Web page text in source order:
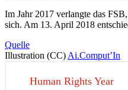
Im Jahr 2017 verlangte das
sich. Am 13. April 2018
Quelle
Illustration (CC) Ai.Comput’In
Human Rights Year